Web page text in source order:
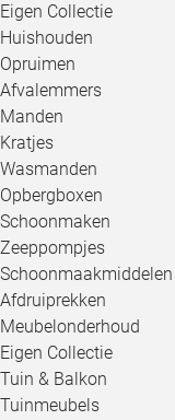
Eigen Collectie
Huishouden
Opruimen
Afvalemmers
Manden
Kratjes
Wasmanden
Opbergboxen
Schoonmaken
Zeeppompjes
Schoonmaakmiddelen
Afdruiprekken
Meubelonderhoud
Eigen Collectie
Tuin & Balkon
Tuinmeubels